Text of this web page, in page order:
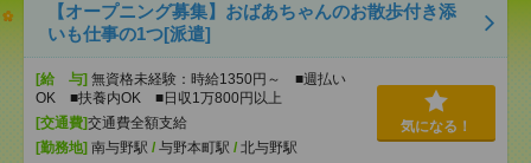
【オープニング募集】おばあちゃんのお散歩付き添
いも仕事の1つ[派遣]
[給 与] 無資格未経験：時給1350円～ ■週払い
OK ■扶養内OK ■日収1万800円以上
[交通費]交通費全額支給
[勤務地] 南与野駅 / 与野本町駅 / 北与野駅
気になる！